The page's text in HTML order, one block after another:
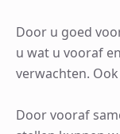
Door u goed
u wat u vooraf
verwachten.
Door vooraf